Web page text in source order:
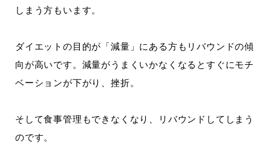
しまう方もいます。
ダイエットの目的が「減量」にある方もリバウンドの傾
向が高いです。減量がうまくいかなくなるとすぐにモチ
ベーションが下がり、挫折。
そして食事管理もできなくなり、リバウンドしてしまう
のです。